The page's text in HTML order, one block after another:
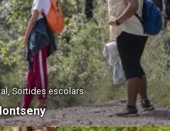
Sortides escolars